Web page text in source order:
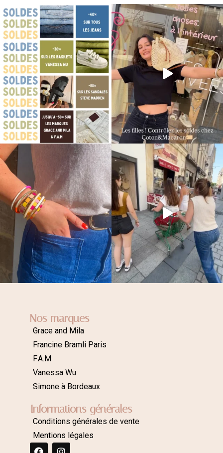
Nos marques
Grace and Mila
Francine Bramli Paris
F.A.M
Vanessa Wu
Simone à Bordeaux
Informations générales
Conditions générales de vente
Mentions légales